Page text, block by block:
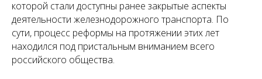
которой стали доступны ранее закрытые аспекты
деятельности железнодорожного транспорта. По
сути, процесс реформы на протяжении этих лет
находился под пристальным вниманием всего
российского общества.